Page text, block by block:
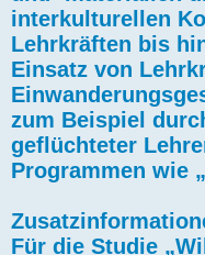
interkulturellen
Lehrkräften bis
Einsatz von
zum Beispiel
geflüchteter
Programmen wie
Für die Studie